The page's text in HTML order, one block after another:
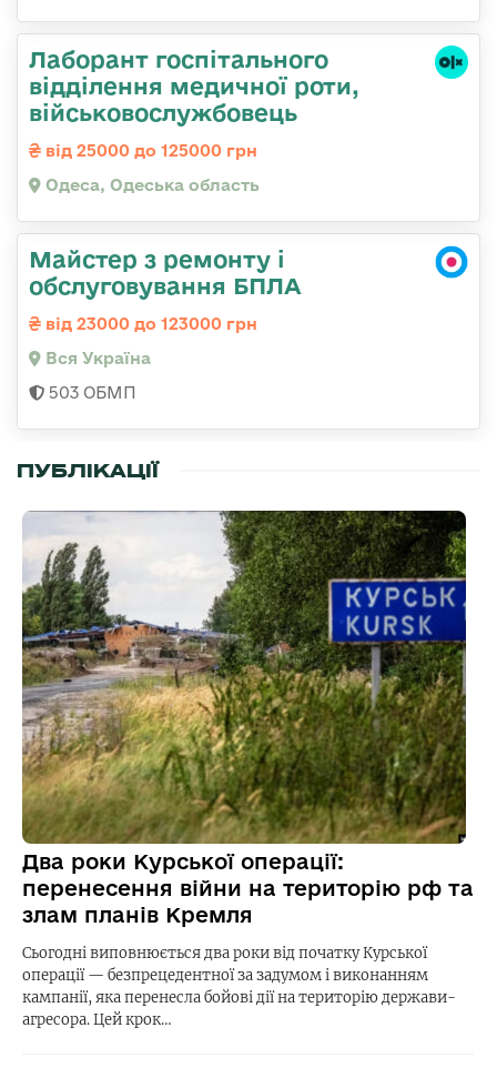
Лаборант госпітального
відділення медичної роти,
військовослужбовець
від 25000 до 125000 грн
Одеса, Одеська область
Майстер з ремонту і
обслуговування БПЛА
від 23000 до 123000 грн
Вся Україна
503 ОБМП
ПУБЛІКАЦІЇ
Два роки Курської операції:
перенесення війни на територію рф та
злам планів Кремля
Сьогодні виповнюється два роки від початку Курської
операції — безпрецедентної за задумом і виконанням
кампанії, яка перенесла бойові дії на територію держави-
агресора. Цей крок…